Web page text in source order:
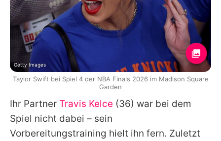
Ihr Partner Travis Kelce (36) war bei dem
Spiel nicht dabei – sein
Vorbereitungstraining hielt ihn fern. Zuletzt
Getty Images
Taylor Swift bei Spiel 4 der NBA Finals 2026 im Madison Square
Garden